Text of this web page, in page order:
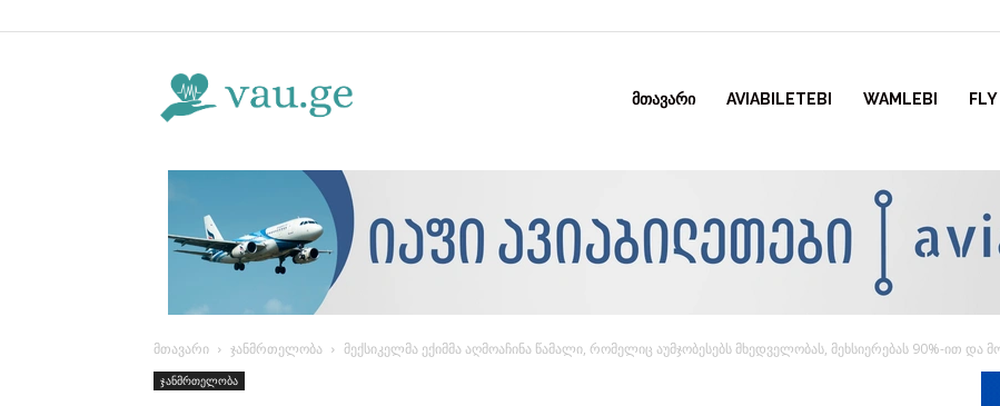
ᲛᲗᲐᲕᲐᲠᲘ AVIABILETEBI WAMLEBI
მთავარი ჯანმრთელობა მექსიკელმა ექიმმა აღმოაჩინა წამალი, რომელიც აუმჯობესებს მხედველობას, მეხსიერებას 90%-ით და
ჯანმრთელობა